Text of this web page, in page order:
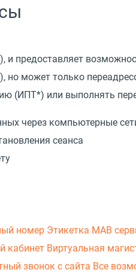
предоставляет
может только
(ИПТ*) или выполнять
через компьютерные
сеанса
номер Этикетка МАВ
кабинет Виртуальная
звонок с сайта Все